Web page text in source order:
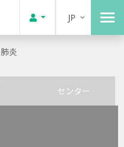
JP
肺炎
センター